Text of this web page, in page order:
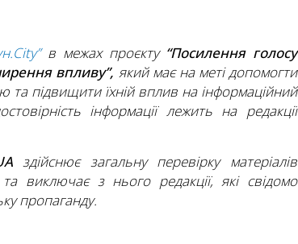
в межах проєкту “Посилення голосу
впливу”, який має на меті допомогти
підвищити їхній вплив на інформаційний
інформації лежить на редакції
здійснює загальну перевірку матеріалів
виключає з нього редакції, які свідомо
пропаганду.